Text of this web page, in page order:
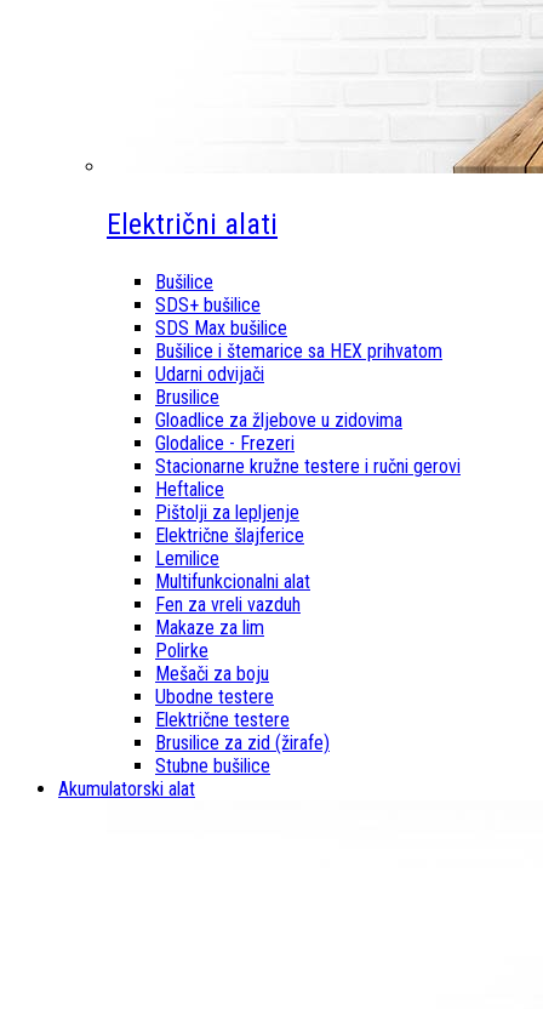
Električni alati
Bušilice
SDS+ bušilice
SDS Max bušilice
Bušilice i štemarice sa HEX prihvatom
Udarni odvijači
Brusilice
Gloadlice za žljebove u zidovima
Glodalice - Frezeri
Stacionarne kružne testere i ručni gerovi
Heftalice
Pištolji za lepljenje
Električne šlajferice
Lemilice
Multifunkcionalni alat
Fen za vreli vazduh
Makaze za lim
Polirke
Mešači za boju
Ubodne testere
Električne testere
Brusilice za zid (žirafe)
Stubne bušilice
Akumulatorski alat